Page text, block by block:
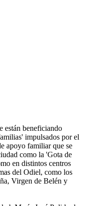
están beneficiando
impulsados por el
apoyo familiar que se
como la 'Gota de
en distintos centros
del Odiel, como los
Virgen de Belén y